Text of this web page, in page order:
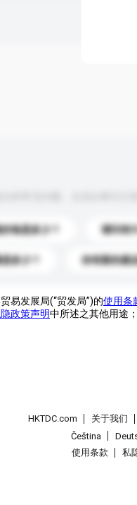
格是多少？ 请问有
多少？ 你有新的產
易发展局(“贸发局”)的使用条
政策声明中所述之其他用途
HKTDC.com 关于我们
Čeština
使用条款
私